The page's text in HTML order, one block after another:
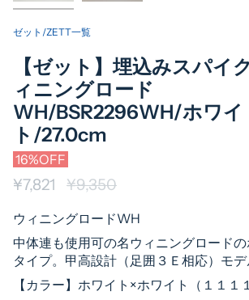
ゼット/ZETT一覧
【ゼット】埋込みスパイ
ィニングロード
WH/BSR2296WH/ホワイ
ト/27.0cm
16%OFF
¥7,821
通
価
格
¥9,350
ウィニングロードWH
中体連も使用可の名ウィニングロード
タイプ。甲高設計（足囲３Ｅ相応）モデ
【カラー】ホワイト×ホワイト（１１１